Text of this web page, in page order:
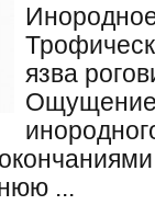
язва
...